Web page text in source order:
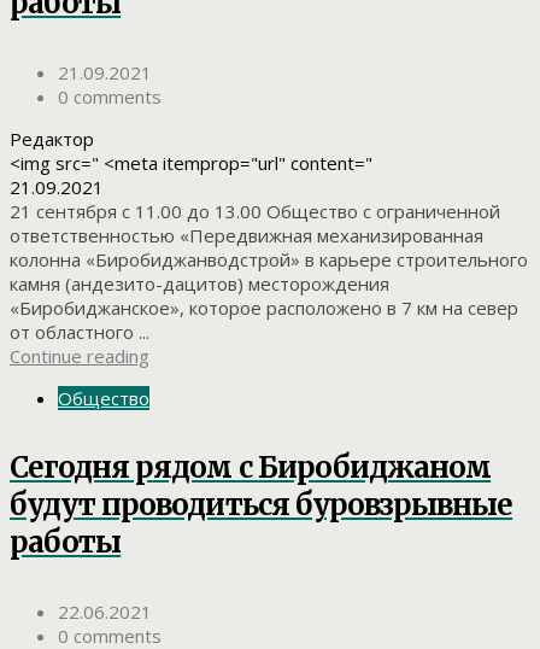
21.09.2021
0 comments
Редактор
<img src=" <meta itemprop="url" content="
21.09.2021
21 сентября с 11.00 до 13.00 Общество с ограниченной
ответственностью «Передвижная механизированная
колонна «Биробиджанводстрой» в карьере строительного
камня (андезито-дацитов) месторождения
«Биробиджанское», которое расположено в 7 км на север
от областного ...
Continue reading
Общество
Сегодня рядом с Биробиджаном
будут проводиться буровзрывные
работы
22.06.2021
0 comments